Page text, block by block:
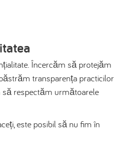
Încercăm să protejăm
transparența practicilor
să respectăm următoarele
este posibil să nu fim în